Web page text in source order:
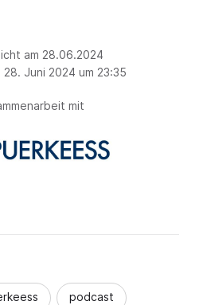
am 28.06.2024
28. Juni 2024 um 23:35
mit
podcast